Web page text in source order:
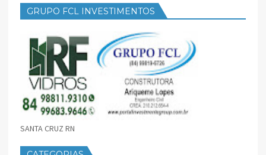
GRUPO FCL INVESTIMENTOS
SANTA CRUZ RN